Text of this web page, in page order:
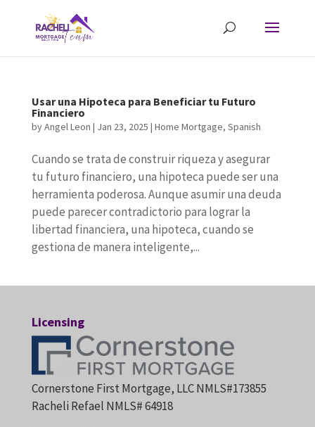
Usar una Hipoteca para Beneficiar tu Futuro
Financiero
byAngel Leon | Jan 23, 2025 | Home Mortgage, Spanish
Cuando se trata de construir riqueza y asegurar
tu futuro financiero, una hipoteca puede ser una
herramienta poderosa. Aunque asumir una deuda
puede parecer contradictorio para lograr la
libertad financiera, una hipoteca, cuando se
gestiona de manera inteligente,...
Licensing
Cornerstone First Mortgage, LLC NMLS#173855
Racheli Refael NMLS# 64918